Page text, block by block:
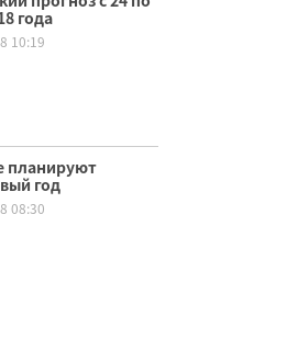
года
10:19
планируют
год
08:30